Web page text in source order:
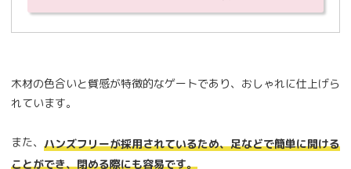
木材の色合いと質感が特徴的なゲートであり、おしゃれに仕上げら
れています。
また、 ハンズフリーが採用されているため、足などで簡単に開ける
ことができ、閉める際にも容易です。